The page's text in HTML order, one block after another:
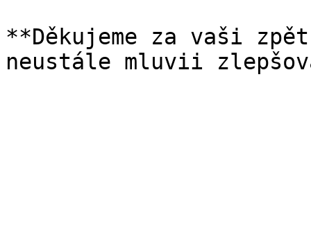
**Děkujeme za vaši